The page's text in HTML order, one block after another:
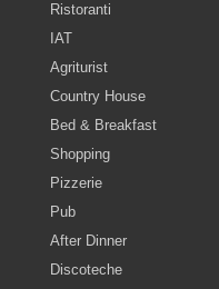
Ristoranti
IAT
Agriturist
Country House
Bed & Breakfast
Shopping
Pizzerie
Pub
After Dinner
Discoteche